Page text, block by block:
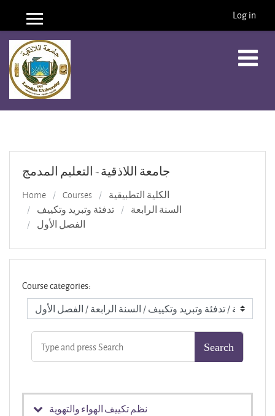
Skip to main content
Side panel Log in
جامعة اللاذقية - التعليم المدمج
Home Courses
الكلية التطبيقية
تدفئة وتبريد وتكييف
السنة الرابعة
الفصل الأول
Course categories:
نظم تكييف الهواء والتهوية